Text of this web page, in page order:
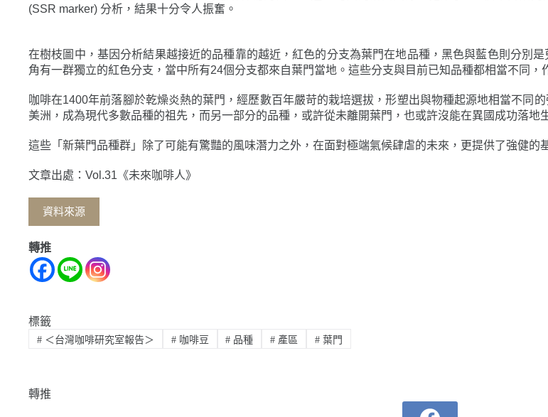
(SSR marker) 分析，結果十分令人振奮。
在樹枝圖中，基因分析結果越接近的品種靠的越近，紅色的分支為葉門在地品種，黑色與藍色則分別
角有一群獨立的紅色分支，當中所有24個分支都來自葉門當地。這些分支與目前已知品種都相當不同，
咖啡在1400年前落腳於乾燥炎熱的葉門，經歷數百年嚴苛的栽培選拔，形塑出與物種起源地相當不同
美洲，成為現代多數品種的祖先，而另一部分的品種，或許從未離開葉門，也或許沒能在異國成功落地
這些「新葉門品種群」除了可能有驚豔的風味潛力之外，在面對極端氣候肆虐的未來，更提供了強健的
文章出處：Vol.31《未來咖啡人》
資料來源
轉推
標籤
#＜台灣咖啡研究室報告＞ #咖啡豆 # 品種 # 產區 # 葉門
轉推